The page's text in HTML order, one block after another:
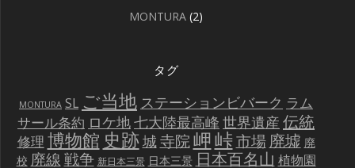
MONTURA (2)
タグ
MONTURA SL ご当地 ステーションビバーク ラム
サール条約 ロケ地七大陸最高峰 世界遺産 伝統
修理 博物館 史跡城寺院岬峠市場 廃墟 廃
校 廃線戦争 新日本三景 日本三景 日本百名山 植物園